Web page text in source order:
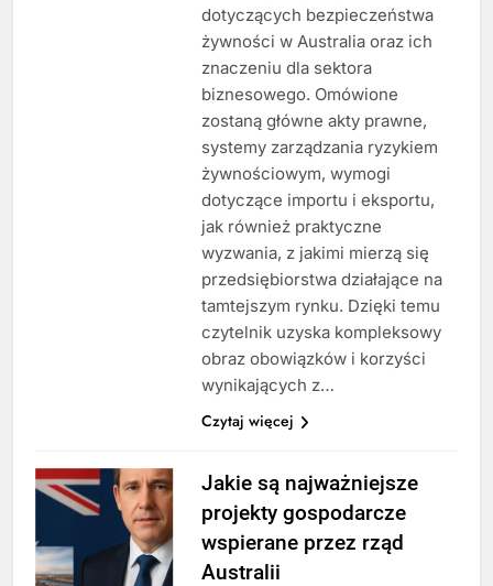
dotyczących bezpieczeństwa
żywności w Australia oraz ich
znaczeniu dla sektora
biznesowego. Omówione
zostaną główne akty prawne,
systemy zarządzania ryzykiem
żywnościowym, wymogi
dotyczące importu i eksportu,
jak również praktyczne
wyzwania, z jakimi mierzą się
przedsiębiorstwa działające na
tamtejszym rynku. Dzięki temu
czytelnik uzyska kompleksowy
obraz obowiązków i korzyści
wynikających z…
Czytaj więcej
Jakie są najważniejsze
projekty gospodarcze
wspierane przez rząd
Australii